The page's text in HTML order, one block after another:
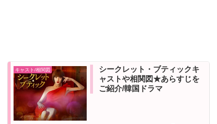
キャスト/相関図
シークレット・ブティックキ
ャストや相関図★あらすじを
ご紹介/韓国ドラマ